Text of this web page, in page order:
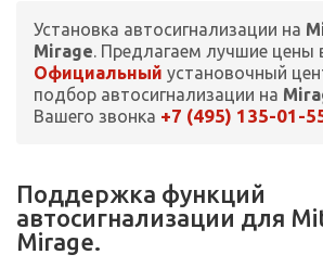
Установка автосигнализации на
Mirage. Предлагаем лучшие цены
Официальный установочный
подбор автосигнализации на
Вашего звонка +7 (495) 135-01-
Поддержка функций
автосигнализации для
Mirage.